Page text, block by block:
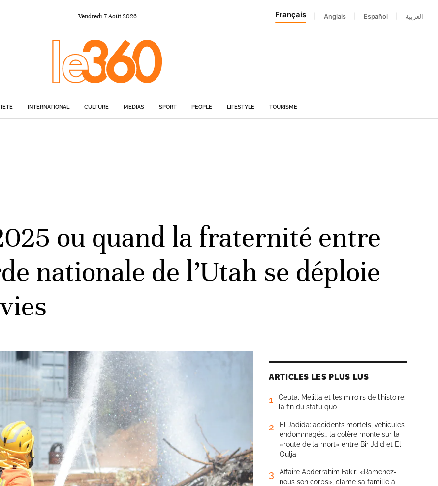
Vendredi 7Août 2026 Français Anglais Español العربية
INTERNATIONAL CULTURE MÉDIAS SPORT PEOPLE LIFESTYLE TOURISME
ou quand la fraternité entre
nationale de l’Utah se déploie
ARTICLES LES PLUS LUS
1
Ceuta, Melilla et les miroirs de l’histoire:
la fin du statu quo
2
El Jadida: accidents mortels, véhicules
endommagés… la colère monte sur la
«route de la mort» entre Bir Jdid et El
Oulja
3
Affaire Abderrahim Fakir: «Ramenez-
nous son corps», clame sa famille à